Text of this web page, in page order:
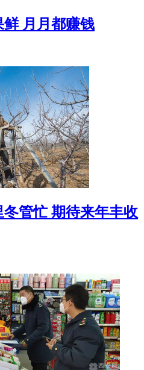
月月都赚钱
管忙 期待来年丰收